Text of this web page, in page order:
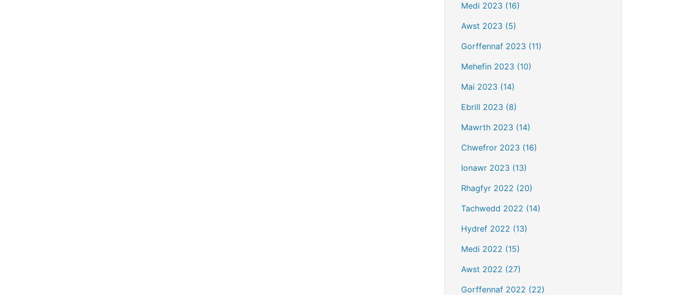
Medi 2023 (16)
Awst 2023 (5)
Gorffennaf 2023 (11)
Mehefin 2023 (10)
Mai 2023 (14)
Ebrill 2023 (8)
Mawrth 2023 (14)
Chwefror 2023 (16)
Ionawr 2023 (13)
Rhagfyr 2022 (20)
Tachwedd 2022 (14)
Hydref 2022 (13)
Medi 2022 (15)
Awst 2022 (27)
Gorffennaf 2022 (22)